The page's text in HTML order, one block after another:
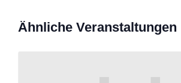
Ähnliche Veranstaltungen